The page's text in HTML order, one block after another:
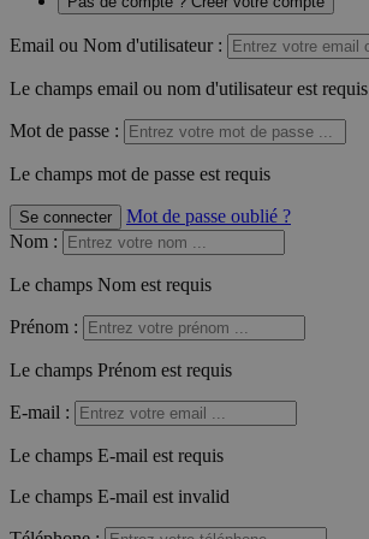
Email ou Nom d'utilisateur :
Le champs email ou nom d'utilisateur est requis
Mot de passe :
Le champs mot de passe est requis
Se connecter
Mot de passe oublié ?
Nom :
Le champs Nom est requis
Prénom :
Le champs Prénom est requis
E-mail :
Le champs E-mail est requis
Le champs E-mail est invalid